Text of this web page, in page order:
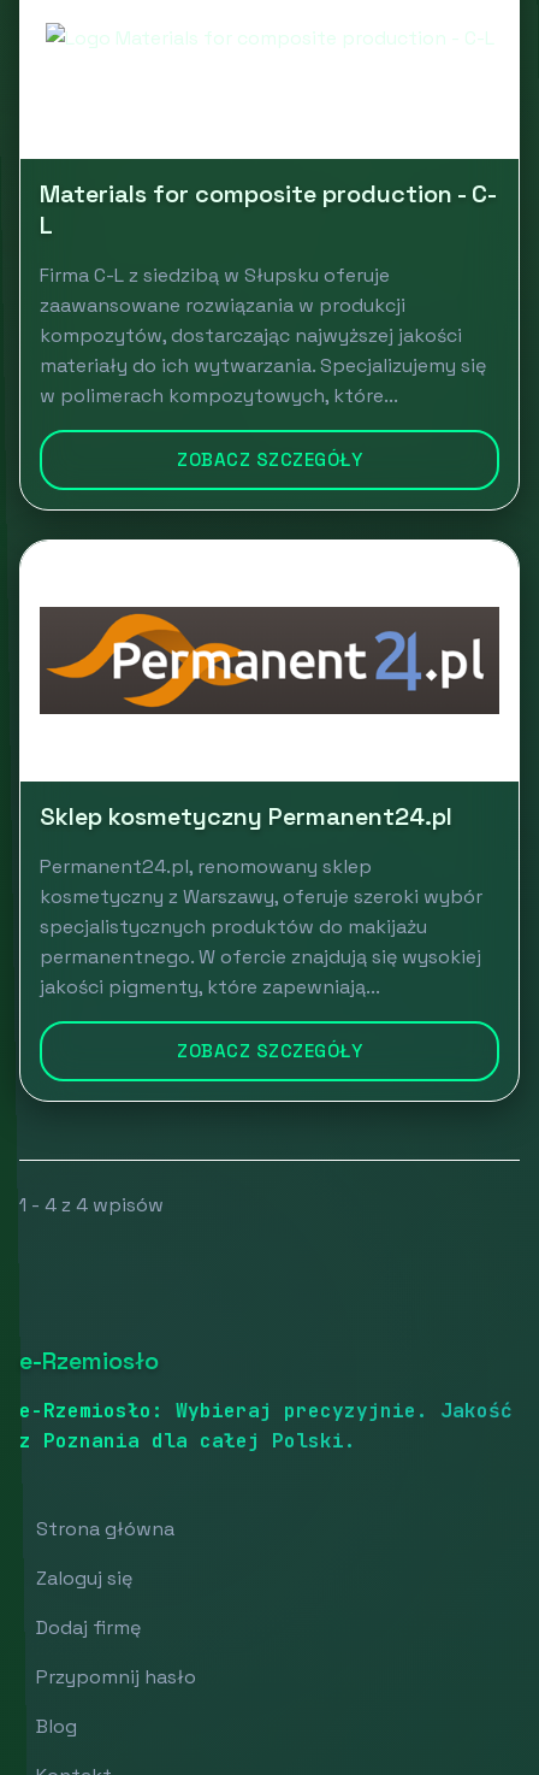
Materials for composite production - C-
L
Firma C-L z siedzibą w Słupsku oferuje
zaawansowane rozwiązania w produkcji
kompozytów, dostarczając najwyższej jakości
materiały do ich wytwarzania. Specjalizujemy się
w polimerach kompozytowych, które...
ZOBACZ SZCZEGÓŁY
Sklep kosmetyczny Permanent24.pl
Permanent24.pl, renomowany sklep
kosmetyczny z Warszawy, oferuje szeroki wybór
specjalistycznych produktów do makijażu
permanentnego. W ofercie znajdują się wysokiej
jakości pigmenty, które zapewniają...
ZOBACZ SZCZEGÓŁY
1 - 4 z 4 wpisów
e-Rzemiosło
e-Rzemiosło: Wybieraj precyzyjnie. Jakość
z Poznania dla całej Polski.
Strona główna
Zaloguj się
Dodaj firmę
Przypomnij hasło
Blog